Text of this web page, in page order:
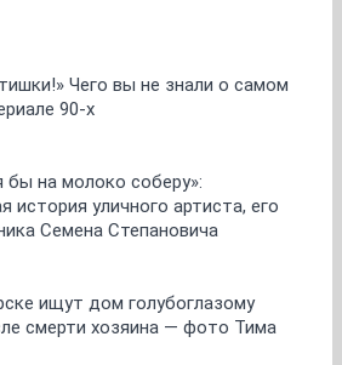
Чего вы не знали о самом
90-х
бы на молоко соберу»:
история уличного артиста, его
Семена Степановича
ищут дом голубоглазому
смерти хозяина — фото Тима